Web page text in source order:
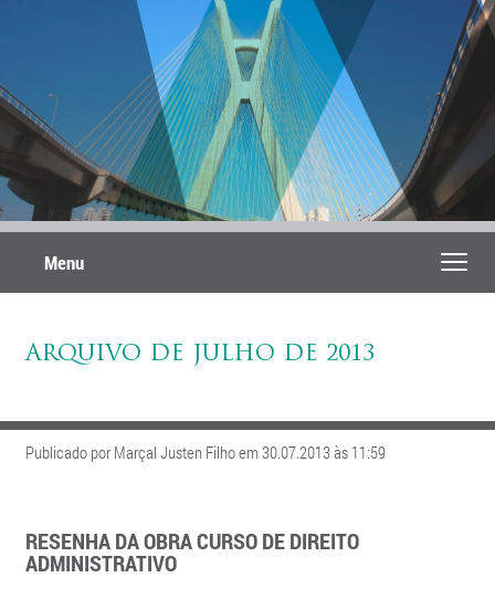
Menu
ARQUIVO DE JULHO DE 2013
Publicado por Marçal Justen Filho em 30.07.2013 às 11:59
RESENHA DA OBRA CURSO DE DIREITO
ADMINISTRATIVO